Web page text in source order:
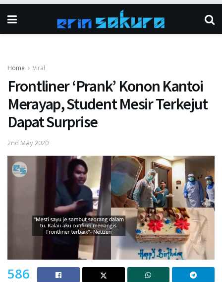
Home Viral
Frontliner ‘Prank’ Konon Kantoi
Merayap, Student Mesir Terkejut
Dapat Surprise
2nd May 2020
586